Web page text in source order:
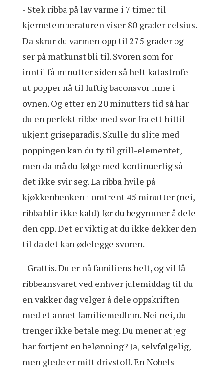
- Stek ribba på lav varme i 7 timer til
kjernetemperaturen viser 80 grader celsius.
Da skrur du varmen opp til 275 grader og
ser på matkunst bli til. Svoren som for
inntil få minutter siden så helt katastrofe
ut popper nå til luftig baconsvor inne i
ovnen. Og etter en 20 minutters tid så har
du en perfekt ribbe med svor fra ett hittil
ukjent griseparadis. Skulle du slite med
poppingen kan du ty til grill-elementet,
men da må du følge med kontinuerlig så
det ikke svir seg. La ribba hvile på
kjøkkenbenken i omtrent 45 minutter (nei,
ribba blir ikke kald) før du begynnner å dele
den opp. Det er viktig at du ikke dekker den
til da det kan ødelegge svoren.
- Grattis. Du er nå familiens helt, og vil få
ribbeansvaret ved enhver julemiddag til du
en vakker dag velger å dele oppskriften
med et annet familiemedlem. Nei nei, du
trenger ikke betale meg. Du mener at jeg
har fortjent en belønning? Ja, selvfølgelig,
men glede er mitt drivstoff. En Nobels